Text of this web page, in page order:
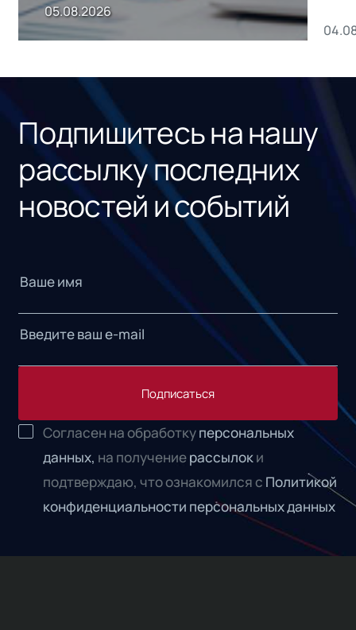
05.08.2026
Подпишитесь на нашу
рассылку последних
новостей и событий
Подписаться
Согласен на обработкуперсональных
данных, на получениерассылоки
подтверждаю, что ознакомился с Политикой
конфиденциальности персональных данных